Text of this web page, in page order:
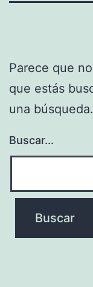
Parece que
que estás
una búsqueda.
Buscar...